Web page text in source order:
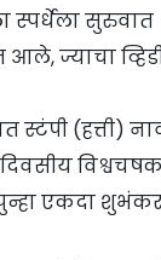
स्पर्धेला सुरुवात
आले, ज्याचा
स्टंपी (हत्ती)
एकदा